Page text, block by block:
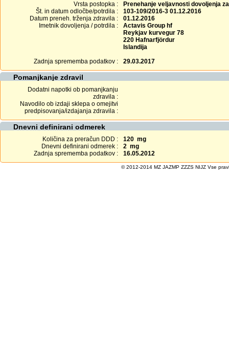
Vrsta postopka :
Prenehanje veljavnosti dovoljenja
Št. in datum odločbe/potrdila :
103-109/2016-3 01.12.2016
Datum preneh. trženja zdravila :
01.12.2016
Imetnik dovoljenja / potrdila :
Actavis Group hf
Reykjav kurvegur 78
220 Hafnarfjördur
Islandija
Zadnja sprememba podatkov :
29.03.2017
Pomanjkanje zdravil
Dodatni napotki ob pomanjkanju
zdravila :
Navodilo ob izdaji sklepa o omejitvi
predpisovanja/izdajanja zdravila :
Dnevni definirani odmerek
Količina za preračun DDD :
120 mg
Dnevni definirani odmerek :
2 mg
Zadnja sprememba podatkov :
16.05.2012
© 2012-2014 MZ JAZMP ZZZS NIJZ Vse